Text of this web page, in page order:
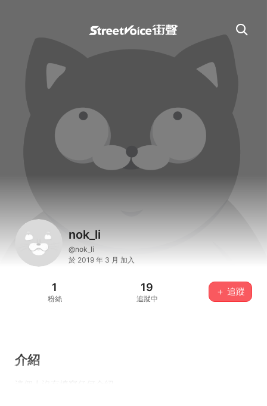
nok_li
@nok_li
於 2019 年 3 月 加入
1
粉絲
19
追蹤中
＋ 追蹤
介紹